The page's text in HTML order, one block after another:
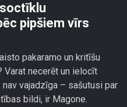
pipšiem vīrs
pakaramo un kritīšu
Varat necerēt un ielocīt
vajadzīga – sašutusi par
bildi, ir Magone.